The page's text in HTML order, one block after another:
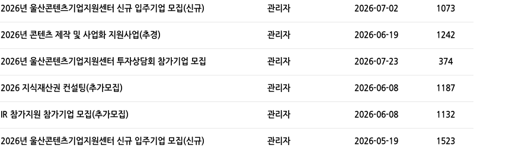
2026년 울산콘텐츠기업지원센터 신규 입주기업 모집(신규) 관리자 2026-07-02 1073
2026년 콘텐츠 제작 및 사업화 지원사업(추경) 관리자 2026-06-19 1242
2026년 울산콘텐츠기업지원센터 투자상담회 참가기업 모집 관리자 2026-07-23 374
2026 지식재산권 컨설팅(추가모집) 관리자 2026-06-08 1187
IR 참가지원 참가기업 모집(추가모집) 관리자 2026-06-08 1132
2026년 울산콘텐츠기업지원센터 신규 입주기업 모집(신규) 관리자 2026-05-19 1523